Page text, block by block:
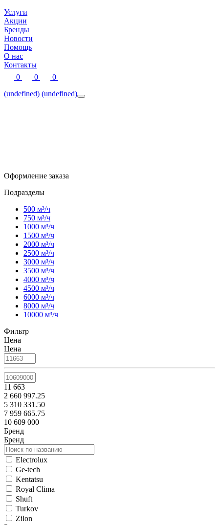
Услуги
Акции
Бренды
Новости
Помощь
О нас
Контакты
0
0
0
(undefined) (undefined)
Оформление заказа
Подразделы
500 м³/ч
750 м³/ч
1000 м³/ч
1500 м³/ч
2000 м³/ч
2500 м³/ч
3000 м³/ч
3500 м³/ч
4000 м³/ч
4500 м³/ч
6000 м³/ч
8000 м³/ч
10000 м³/ч
Фильтр
Цена
Цена
11 663
2 660 997.25
5 310 331.50
7 959 665.75
10 609 000
Бренд
Бренд
Electrolux
Ge-tech
Kentatsu
Royal Clima
Shuft
Turkov
Zilon